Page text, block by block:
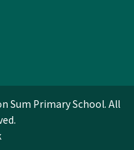
Sum Primary School. All